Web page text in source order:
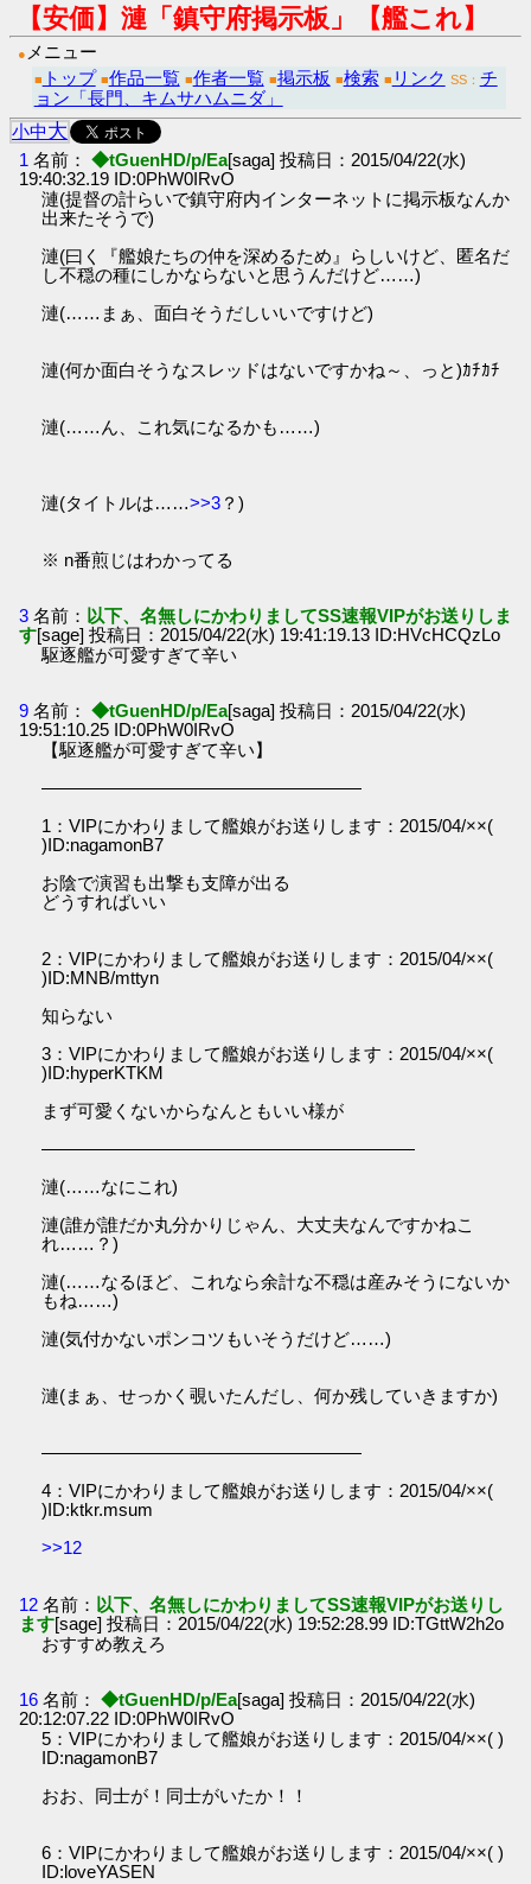
【安価】漣「鎮守府掲示板」【艦これ】
● メニュー
■ トップ ■作品一覧 ■作者一覧 ■掲示板 ■検索 ■ リンク SS： チ
ョン「長門、キムサハムニダ」
小中大
1 名前： ◆tGuenHD/p/Ea[saga] 投稿日：2015/04/22(水)
19:40:32.19 ID:0PhW0IRvO
漣(提督の計らいで鎮守府内インターネットに掲示板なんか
出来たそうで)
漣(曰く『艦娘たちの仲を深めるため』らしいけど、匿名だ
し不穏の種にしかならないと思うんだけど……)
漣(……まぁ、面白そうだしいいですけど)
漣(何か面白そうなスレッドはないですかね～、っと)ｶﾁｶﾁ
漣(……ん、これ気になるかも……)
漣(タイトルは……>>3 ？)
※ n番煎じはわかってる
3 名前： 以下、名無しにかわりましてSS速報VIPがお送りしま
す[sage] 投稿日：2015/04/22(水) 19:41:19.13 ID:HVcHCQzLo
駆逐艦が可愛すぎて辛い
9 名前： ◆tGuenHD/p/Ea[saga] 投稿日：2015/04/22(水)
19:51:10.25 ID:0PhW0IRvO
【駆逐艦が可愛すぎて辛い】
――――――――――――――――――
1：VIPにかわりまして艦娘がお送りします：2015/04/××(
)ID:nagamonB7
お陰で演習も出撃も支障が出る
どうすればいい
2：VIPにかわりまして艦娘がお送りします：2015/04/××(
)ID:MNB/mttyn
知らない
3：VIPにかわりまして艦娘がお送りします：2015/04/××(
)ID:hyperKTKM
まず可愛くないからなんともいい様が
―――――――――――――――――――――
漣(……なにこれ)
漣(誰が誰だか丸分かりじゃん、大丈夫なんですかねこ
れ……？)
漣(……なるほど、これなら余計な不穏は産みそうにないか
もね……)
漣(気付かないポンコツもいそうだけど……)
漣(まぁ、せっかく覗いたんだし、何か残していきますか)
――――――――――――――――――
4：VIPにかわりまして艦娘がお送りします：2015/04/××(
)ID:ktkr.msum
>>12
12 名前： 以下、名無しにかわりましてSS速報VIPがお送りし
ます[sage] 投稿日：2015/04/22(水) 19:52:28.99 ID:TGttW2h2o
おすすめ教えろ
16 名前： ◆tGuenHD/p/Ea[saga] 投稿日：2015/04/22(水)
20:12:07.22 ID:0PhW0IRvO
5：VIPにかわりまして艦娘がお送りします：2015/04/××( )
ID:nagamonB7
おお、同士が！同士がいたか！！
6：VIPにかわりまして艦娘がお送りします：2015/04/××( )
ID:loveYASEN